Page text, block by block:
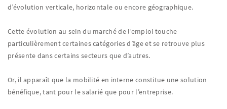
d’évolution verticale, horizontale ou encore géographique.
Cette évolution au sein du marché de l’emploi touche
particulièrement certaines catégories d’âge et se retrouve plus
présente dans certains secteurs que d’autres.
Or, il apparaît que la mobilité en interne constitue une solution
bénéfique, tant pour le salarié que pour l’entreprise.